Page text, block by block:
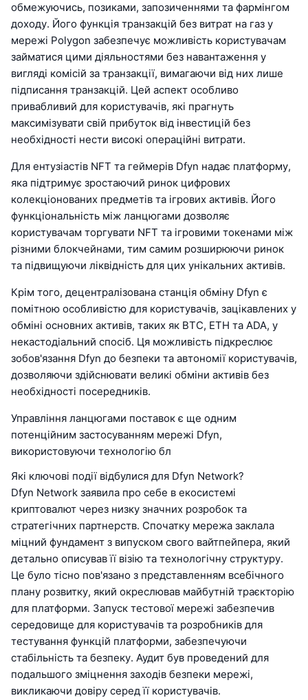
обмежуючись, позиками, запозиченнями та фармінгом
доходу. Його функція транзакцій без витрат на газ у
мережі Polygon забезпечує можливість користувачам
займатися цими діяльностями без навантаження у
вигляді комісій за транзакції, вимагаючи від них лише
підписання транзакцій. Цей аспект особливо
привабливий для користувачів, які прагнуть
максимізувати свій прибуток від інвестицій без
необхідності нести високі операційні витрати.
Для ентузіастів NFT та геймерів Dfyn надає платформу,
яка підтримує зростаючий ринок цифрових
колекціонованих предметів та ігрових активів. Його
функціональність між ланцюгами дозволяє
користувачам торгувати NFT та ігровими токенами між
різними блокчейнами, тим самим розширюючи ринок
та підвищуючи ліквідність для цих унікальних активів.
Крім того, децентралізована станція обміну Dfyn є
помітною особливістю для користувачів, зацікавлених у
обміні основних активів, таких як BTC, ETH та ADA, у
некастодіальний спосіб. Ця можливість підкреслює
зобов'язання Dfyn до безпеки та автономії користувачів,
дозволяючи здійснювати великі обміни активів без
необхідності посередників.
Управління ланцюгами поставок є ще одним
потенційним застосуванням мережі Dfyn,
використовуючи технологію бл
Які ключові події відбулися для Dfyn Network?
Dfyn Network заявила про себе в екосистемі
криптовалют через низку значних розробок та
стратегічних партнерств. Спочатку мережа заклала
міцний фундамент з випуском свого вайтпейпера, який
детально описував її візію та технологічну структуру.
Це було тісно пов'язано з представленням всебічного
плану розвитку, який окреслював майбутній траєкторію
для платформи. Запуск тестової мережі забезпечив
середовище для користувачів та розробників для
тестування функцій платформи, забезпечуючи
стабільність та безпеку. Аудит був проведений для
подальшого зміцнення заходів безпеки мережі,
викликаючи довіру серед її користувачів.